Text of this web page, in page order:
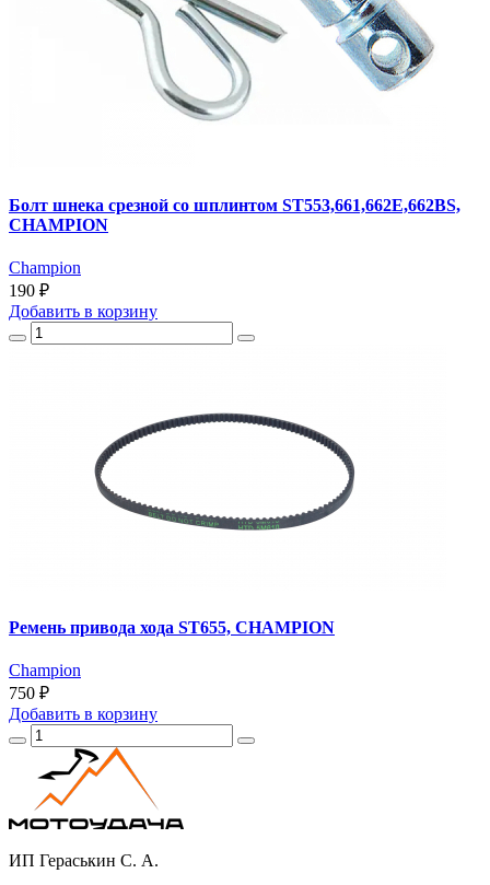
Болт шнека срезной со шплинтом ST553,661,662Е,662BS,
CHAMPION
Champion
190 ₽
Добавить в корзину
Ремень привода хода ST655, CHAMPION
Champion
750 ₽
Добавить в корзину
ИП Гераськин С. А.